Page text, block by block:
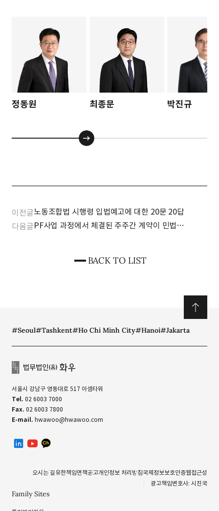
정동원 최종문 박진규
이전글노동조합법 시행령 입법예고에 대한 20문 20답
BACK TO LIST
다음글PF사업 과정에서 체결된 주주간 계약이 민법
#Seoul#Tashkent#Ho Chi Minh City#Hanoi#Jakarta
서울시 강남구 영동대로 517 아셈타워
Tel. 02 6003 7000
Fax. 02 6003 7800
E-mail. hwawoo@hwawoo.com
Family Sites
오시는 길 유한책임면책공고개인정보 처리방침국제정보보호인증웹접근성
광고책임변호사: 시진국